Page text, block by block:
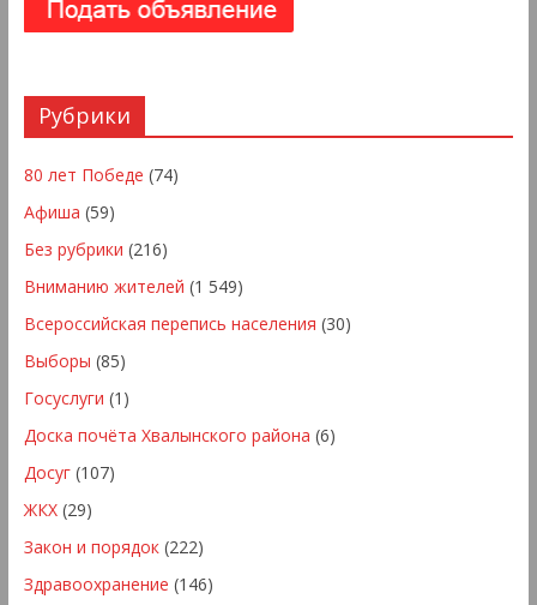
Рубрики
80 лет Победе (74)
Афиша (59)
Без рубрики (216)
Вниманию жителей (1 549)
Всероссийская перепись населения (30)
Выборы (85)
Госуслуги (1)
Доска почёта Хвалынского района (6)
Досуг(107)
ЖКХ(29)
Закон и порядок(222)
Здравоохранение (146)